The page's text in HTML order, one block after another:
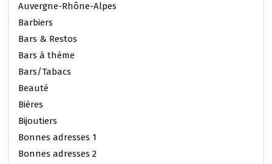
Auvergne-Rhône-Alpes
Barbiers
Bars & Restos
Bars à thème
Bars/Tabacs
Beauté
Bières
Bijoutiers
Bonnes adresses 1
Bonnes adresses 2